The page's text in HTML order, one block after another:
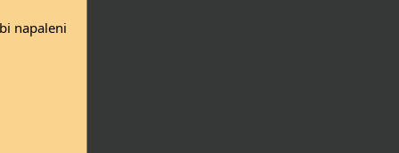
napaleni